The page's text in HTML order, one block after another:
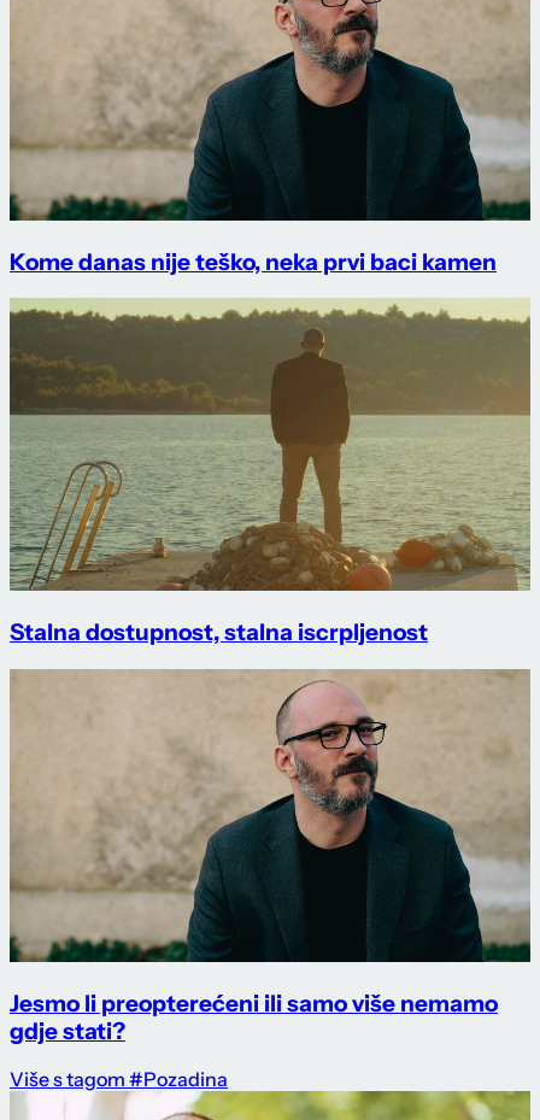
Kome danas nije teško, neka prvi baci kamen
Stalna dostupnost, stalna iscrpljenost
Jesmo li preopterećeni ili samo više nemamo
gdje stati?
Više s tagom #Pozadina